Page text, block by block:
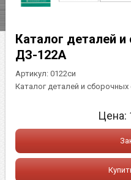
Каталог деталей
ДЗ-122А
Артикул:0122си
Каталог деталей и
Цена: